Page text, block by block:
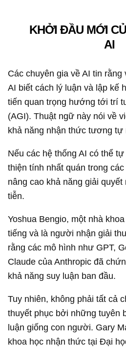
KHỞI ĐẦU MỚI
AI
Các chuyên gia về AI tin
AI biết cách lý luận và lập kế
tiến quan trọng hướng tới trí
(AGI). Thuật ngữ này nói về
khả năng nhận thức tương
Nếu các hệ thống AI có thể
thiện tính nhất quán trong
nâng cao khả năng giải
tiễn.
Yoshua Bengio, một nhà
tiếng và là người nhận giải
rằng các mô hình như GPT,
Claude của Anthropic đã
khả năng suy luận ban đầu.
Tuy nhiên, không phải tất cả
thuyết phục bởi những tuyên
luận giống con người. Gary
khoa học nhận thức tại Đại